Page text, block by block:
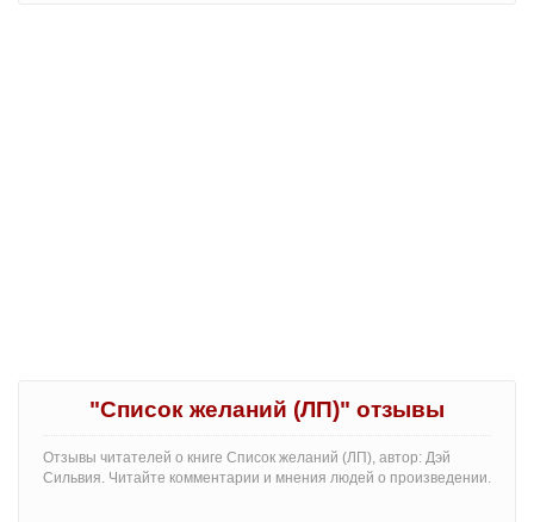
"Список желаний (ЛП)" отзывы
Отзывы читателей о книге Список желаний (ЛП), автор: Дэй
Сильвия. Читайте комментарии и мнения людей о произведении.